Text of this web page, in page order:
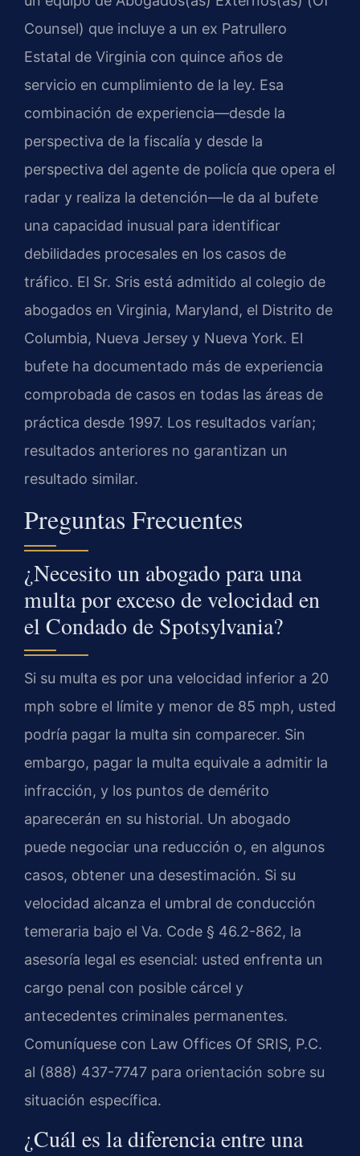
Counsel) que incluye a un ex Patrullero
Estatal de Virginia con quince años de
servicio en cumplimiento de la ley. Esa
combinación de experiencia—desde la
perspectiva de la fiscalía y desde la
perspectiva del agente de policía que opera el
radar y realiza la detención—le da al bufete
una capacidad inusual para identificar
debilidades procesales en los casos de
tráfico. El Sr. Sris está admitido al colegio de
abogados en Virginia, Maryland, el Distrito de
Columbia, Nueva Jersey y Nueva York. El
bufete ha documentado más de experiencia
comprobada de casos en todas las áreas de
práctica desde 1997. Los resultados varían;
resultados anteriores no garantizan un
resultado similar.
Preguntas Frecuentes
¿Necesito un abogado para una
multa por exceso de velocidad en
el Condado de Spotsylvania?
Si su multa es por una velocidad inferior a 20
mph sobre el límite y menor de 85 mph, usted
podría pagar la multa sin comparecer. Sin
embargo, pagar la multa equivale a admitir la
infracción, y los puntos de demérito
aparecerán en su historial. Un abogado
puede negociar una reducción o, en algunos
casos, obtener una desestimación. Si su
velocidad alcanza el umbral de conducción
temeraria bajo el Va. Code § 46.2-862, la
asesoría legal es esencial: usted enfrenta un
cargo penal con posible cárcel y
antecedentes criminales permanentes.
Comuníquese con Law Offices Of SRIS, P.C.
al (888) 437-7747 para orientación sobre su
situación específica.
¿Cuál es la diferencia entre una